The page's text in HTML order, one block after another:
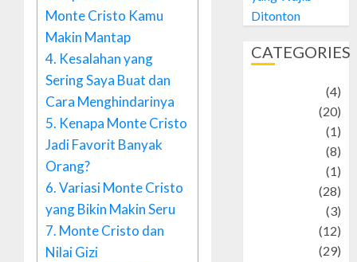
Monte Cristo Kamu
Makin Mantap
4. Kesalahan yang
Sering Saya Buat dan
Cara Menghindarinya
5. Kenapa Monte Cristo
Jadi Favorit Banyak
Orang?
6.Variasi Monte Cristo
yang Bikin Makin Seru
7. Monte Cristo dan
Nilai Gizi
Ditonton
CATEGORIES
(4)
(20)
(1)
(8)
(1)
(28)
(3)
(12)
(29)